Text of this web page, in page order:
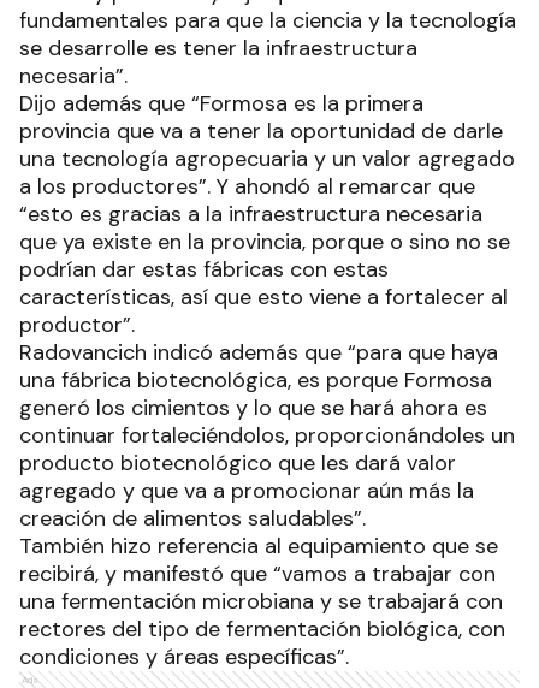
fundamentales para que la ciencia y la tecnología
se desarrolle es tener la infraestructura
necesaria”.
Dijo además que “Formosa es la primera
provincia que va a tener la oportunidad de darle
una tecnología agropecuaria y un valor agregado
a los productores”. Y ahondó al remarcar que
“esto es gracias a la infraestructura necesaria
que ya existe en la provincia, porque o sino no se
podrían dar estas fábricas con estas
características, así que esto viene a fortalecer al
productor”.
Radovancich indicó además que “para que haya
una fábrica biotecnológica, es porque Formosa
generó los cimientos y lo que se hará ahora es
continuar fortaleciéndolos, proporcionándoles un
producto biotecnológico que les dará valor
agregado y que va a promocionar aún más la
creación de alimentos saludables”.
También hizo referencia al equipamiento que se
recibirá, y manifestó que “vamos a trabajar con
una fermentación microbiana y se trabajará con
rectores del tipo de fermentación biológica, con
condiciones y áreas específicas”.
Ads